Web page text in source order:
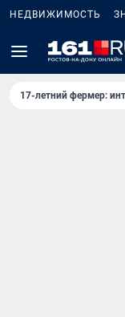
НЕДВИЖИМОСТЬ
17-летний фермер: